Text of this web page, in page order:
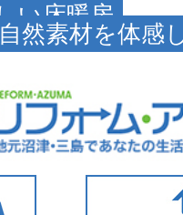
い床暖房
自然素材を体感